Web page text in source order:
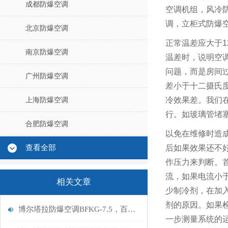
成都防爆空调
北京防爆空调
南京防爆空调
广州防爆空调
上海防爆空调
合肥防爆空调
查看全部
相关文章
博尔塔拉防爆空调BFKG-7.5，百科特奥博尔塔拉防爆空调
空调机组，风冷
调，立柜式防爆
正常温差应大于
温差时，说明空
问题，而是房间
差小于十二摄氏
冷效果差。我们
行。如玻璃管堵
以免在维修时造
后如果效果还不
作压力来判断。
流，如果电流小
少制冷剂，在加
剂的原因。如果
一步测量系统的